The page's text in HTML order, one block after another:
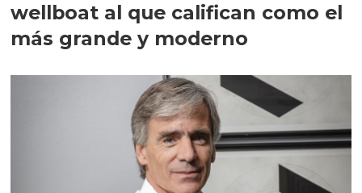
wellboat al que califican como el
más grande y moderno